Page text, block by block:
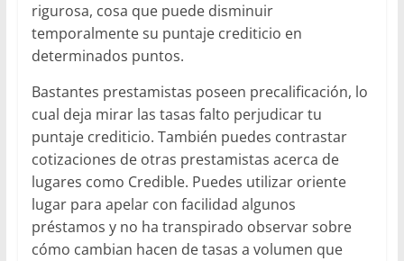
rigurosa, cosa que puede disminuir
temporalmente su puntaje crediticio en
determinados puntos.
Bastantes prestamistas poseen precalificación, lo
cual deja mirar las tasas falto perjudicar tu
puntaje crediticio. También puedes contrastar
cotizaciones de otras prestamistas acerca de
lugares como Credible. Puedes utilizar oriente
lugar para apelar con facilidad algunos
préstamos y no ha transpirado observar sobre
cómo cambian hacen de tasas a volumen que